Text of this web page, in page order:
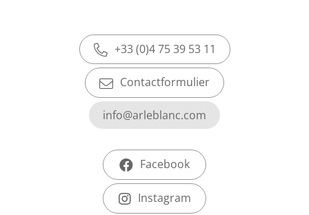
+33 (0)4 75 39 53 11
Contactformulier
info@arleblanc.com
Facebook
Instagram